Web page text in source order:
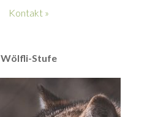
Kontakt »
Wölfli-Stufe